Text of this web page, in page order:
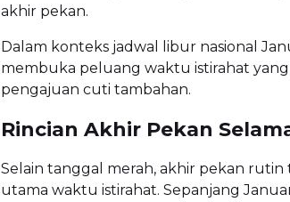
akhir pekan.
Dalam konteks jadwal libur nasional
membuka peluang waktu istirahat
pengajuan cuti tambahan.
Rincian Akhir Pekan
Selain tanggal merah, akhir pekan
utama waktu istirahat. Sepanjang